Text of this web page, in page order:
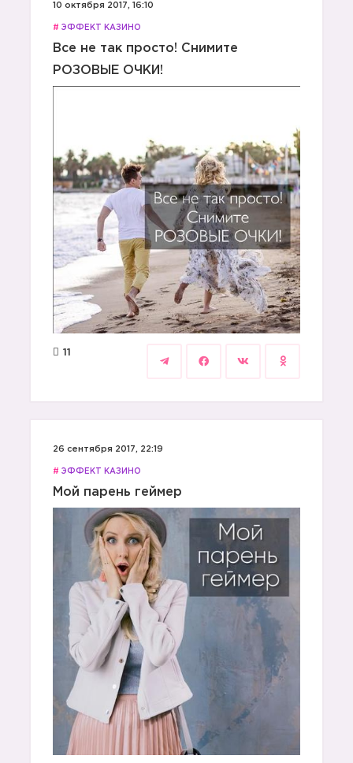
10 октября 2017, 16:10
# ЭФФЕКТ КАЗИНО
Все не так просто! Снимите
РОЗОВЫЕ ОЧКИ!
11
26 сентября 2017, 22:19
# ЭФФЕКТ КАЗИНО
Мой парень геймер